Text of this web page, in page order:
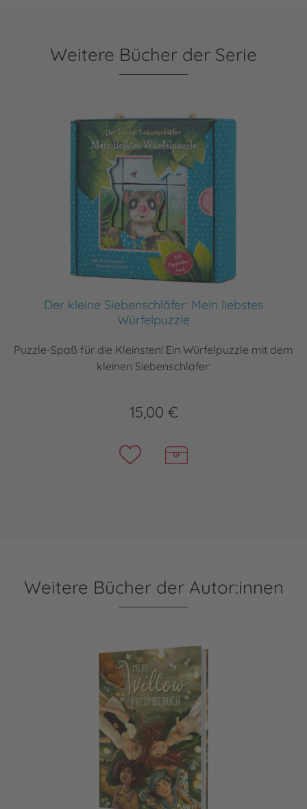
Weitere Bücher der Serie
Der kleine Siebenschläfer: Mein liebstes
Würfelpuzzle
Puzzle-Spaß für die Kleinsten! Ein Würfelpuzzle mit dem
kleinen Siebenschläfer:
15,00 €
Weitere Bücher der Autor:innen
Ein Mädchen namens Willow: Mein Willow-Freundebuch